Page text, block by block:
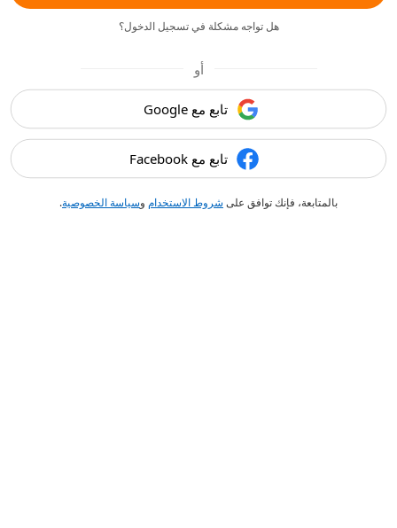
هل تواجه مشكلة في تسجيل الدخول؟
أو
تابع مع Google
تابع مع Facebook
بالمتابعة، فإنك توافق على شروط الاستخدام وسياسة الخصوصية.